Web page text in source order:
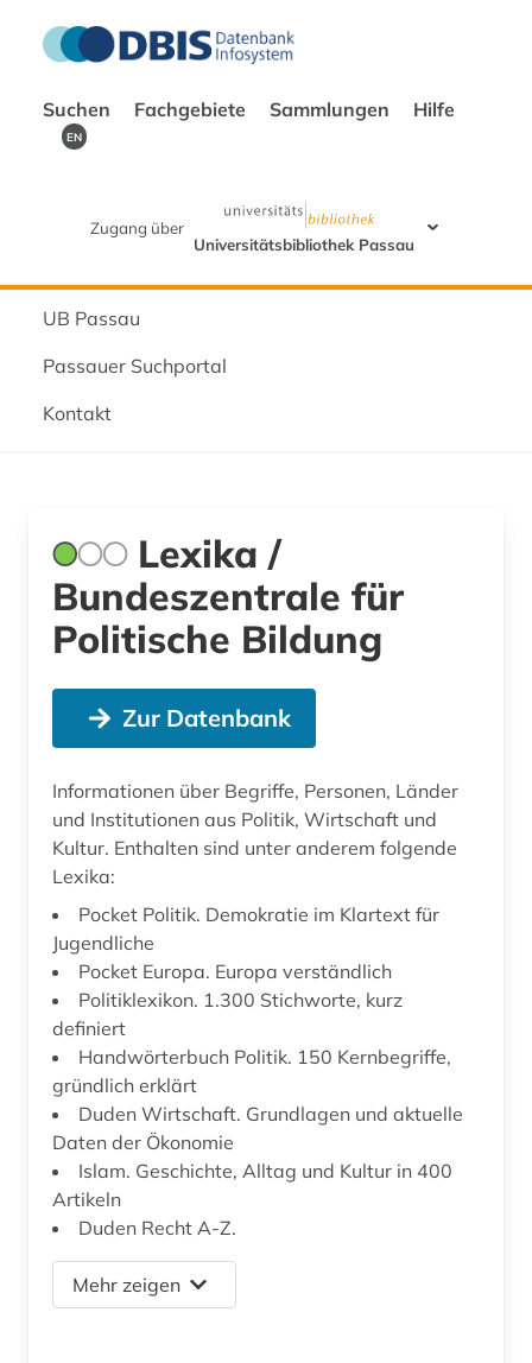
Suchen Fachgebiete Sammlungen Hilfe
EN
Zugang über
Universitätsbibliothek Passau
UB Passau
Passauer Suchportal
Kontakt
Lexika /
Bundeszentrale für
Politische Bildung
Zur Datenbank
Informationen über Begriffe, Personen, Länder
und Institutionen aus Politik, Wirtschaft und
Kultur. Enthalten sind unter anderem folgende
Lexika:
Pocket Politik. Demokratie im Klartext für
Jugendliche
Pocket Europa. Europa verständlich
Politiklexikon. 1.300 Stichworte, kurz
definiert
Handwörterbuch Politik. 150 Kernbegriffe,
gründlich erklärt
Duden Wirtschaft. Grundlagen und aktuelle
Daten der Ökonomie
Islam. Geschichte, Alltag und Kultur in 400
Artikeln
Duden Recht A-Z.
Mehr zeigen